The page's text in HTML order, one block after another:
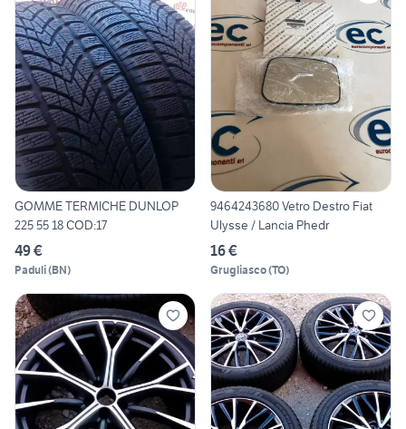
GOMME TERMICHE DUNLOP
225 55 18 COD:17
49 €
Paduli(BN)
9464243680 Vetro Destro Fiat
Ulysse / Lancia Phedr
16 €
Grugliasco(TO)